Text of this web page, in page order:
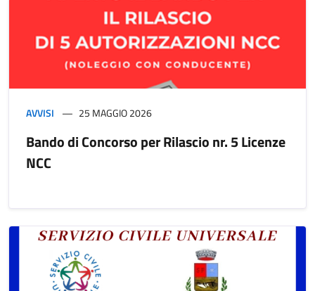
AVVISI 25 MAGGIO 2026
Bando di Concorso per Rilascio nr. 5 Licenze
NCC